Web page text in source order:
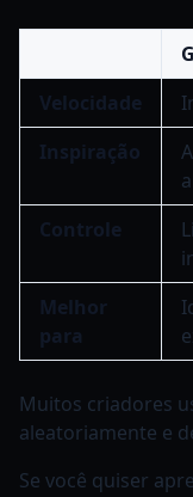
Velocidade
Inspiração
Controle
Melhor
para
Muitos criadores
aleatoriamente e
Se você quiser